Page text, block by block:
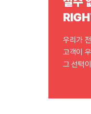
우리가
고객이
그 선택